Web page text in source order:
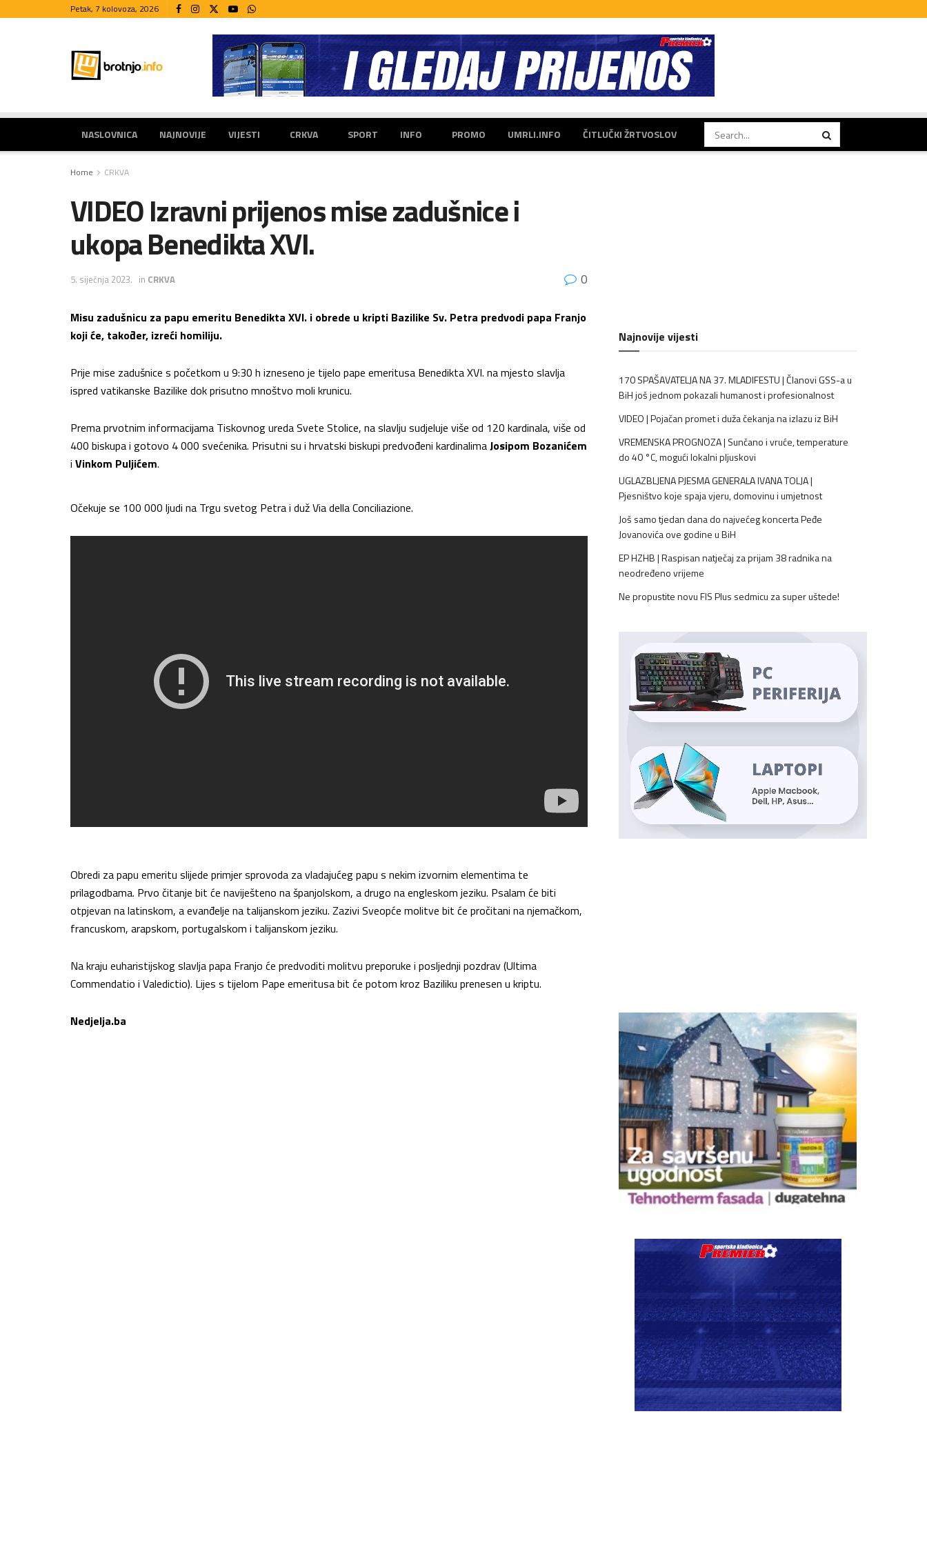
Petak, 7 kolovoza, 2026
NASLOVNICA NAJNOVIJE VIJESTI CRKVA SPORT INFO PROMO UMRLI.INFO ČITLUČKI ŽRTVOSLOV
Home CRKVA
VIDEO Izravni prijenos mise zadušnice i
ukopa Benedikta XVI.
5. siječnja 2023. in CRKVA 0
Misu zadušnicu za papu emeritu Benedikta XVI. i obrede u kripti Bazilike Sv. Petra predvodi papa Franjo
koji će, također, izreći homiliju.
Prije mise zadušnice s početkom u 9:30 h izneseno je tijelo pape emeritusa Benedikta XVI. na mjesto slavlja
ispred vatikanske Bazilike dok prisutno mnoštvo moli krunicu.
Prema prvotnim informacijama Tiskovnog ureda Svete Stolice, na slavlju sudjeluje više od 120 kardinala, više od
400 biskupa i gotovo 4 000 svećenika. Prisutni su i hrvatski biskupi predvođeni kardinalimaJosipom Bozanićem
i Vinkom Puljićem.
Očekuje se 100 000 ljudi na Trgu svetog Petra i duž Via della Conciliazione.
Obredi za papu emeritu slijede primjer sprovoda za vladajućeg papu s nekim izvornim elementima te
prilagodbama. Prvo čitanje bit će naviješteno na španjolskom, a drugo na engleskom jeziku. Psalam će biti
otpjevan na latinskom, a evanđelje na talijanskom jeziku. Zazivi Sveopće molitve bit će pročitani na njemačkom,
francuskom, arapskom, portugalskom i talijanskom jeziku.
Na kraju euharistijskog slavlja papa Franjo će predvoditi molitvu preporuke i posljednji pozdrav (Ultima
Commendatio i Valedictio). Lijes s tijelom Pape emeritusa bit će potom kroz Baziliku prenesen u kriptu.
Nedjelja.ba
Najnovije vijesti
170 SPAŠAVATELJA NA 37. MLADIFESTU | Članovi GSS-a u
BiH još jednom pokazali humanost i profesionalnost
VIDEO | Pojačan promet i duža čekanja na izlazu iz BiH
VREMENSKA PROGNOZA | Sunčano i vruće, temperature
do 40 °C, mogući lokalni pljuskovi
UGLAZBLJENA PJESMA GENERALA IVANA TOLJA |
Pjesništvo koje spaja vjeru, domovinu i umjetnost
Još samo tjedan dana do najvećeg koncerta Peđe
Jovanovića ove godine u BiH
EP HZHB | Raspisan natječaj za prijam 38 radnika na
neodređeno vrijeme
Ne propustite novu FIS Plus sedmicu za super uštede!